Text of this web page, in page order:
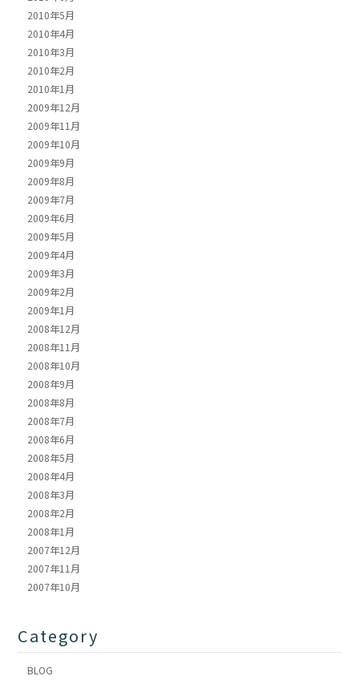
2010年5月
2010年4月
2010年3月
2010年2月
2010年1月
2009年12月
2009年11月
2009年10月
2009年9月
2009年8月
2009年7月
2009年6月
2009年5月
2009年4月
2009年3月
2009年2月
2009年1月
2008年12月
2008年11月
2008年10月
2008年9月
2008年8月
2008年7月
2008年6月
2008年5月
2008年4月
2008年3月
2008年2月
2008年1月
2007年12月
2007年11月
2007年10月
Category
BLOG